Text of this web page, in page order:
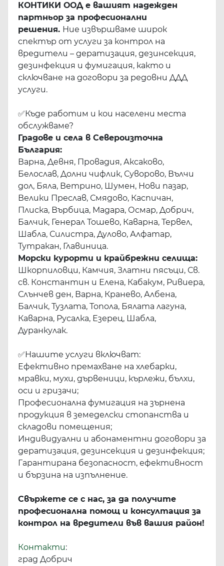
КОНТИКИ ООД е вашият надежден
партньор за професионални
решения. Ние извършваме широк
спектър от услуги за контрол на
вредители – дератизация, дезинсекция,
дезинфекция и фумигация, както и
сключване на договори за редовни ДДД
услуги.
✅ Къде работим и кои населени места
обслужваме?
Градове и села в Североизточна
България:
Варна, Девня, Провадия, Аксаково,
Белослав, Долни чифлик, Суворово, Вълчи
дол, Бяла, Ветрино, Шумен, Нови пазар,
Велики Преслав, Смядово, Каспичан,
Плиска, Върбица, Мадара, Осмар, Добрич,
Балчик, Генерал Тошево, Каварна, Тервел,
Шабла, Силистра, Дулово, Алфатар,
Тутракан, Главиница.
Морски курорти и крайбрежни селища:
Шкорпиловци, Камчия, Златни пясъци, Св.
св. Константин и Елена, Кабакум, Ривиера,
Слънчев ден, Варна, Кранево, Албена,
Балчик, Тузлата, Топола, Бялата лагуна,
Каварна, Русалка, Езерец, Шабла,
Дуранкулак.
✅ Нашите услуги включват:
Ефективно премахване на хлебарки,
мравки, мухи, дървеници, кърлежи, бълхи,
оси и гризачи;
Професионална фумигация на зърнена
продукция в земеделски стопанства и
складови помещения;
Индивидуални и абонаментни договори за
дератизация, дезинсекция и дезинфекция;
Гарантирана безопасност, ефективност
и бързина на изпълнение.
Свържете се с нас, за да получите
професионална помощ и консултация за
контрол на вредители във вашия район!
Контакти:
град Добрич